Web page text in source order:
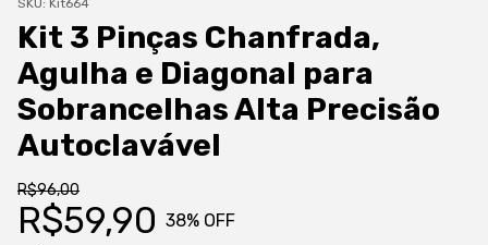
SKU: Kit664
Kit 3 Pinças Chanfrada,
Agulha e Diagonal para
Sobrancelhas Alta Precisão
Autoclavável
R$96,00
R$59,90 38% OFF